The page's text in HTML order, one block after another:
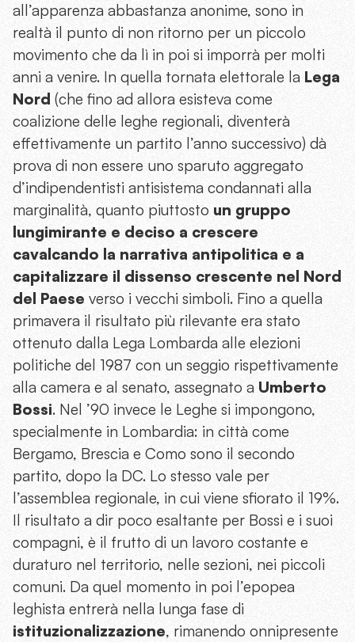
all’apparenza abbastanza anonime, sono in
realtà il punto di non ritorno per un piccolo
movimento che da lì in poi si imporrà per molti
anni a venire. In quella tornata elettorale la Lega
Nord (che fino ad allora esisteva come
coalizione delle leghe regionali, diventerà
effettivamente un partito l’anno successivo) dà
prova di non essere uno sparuto aggregato
d’indipendentisti antisistema condannati alla
marginalità, quanto piuttosto un gruppo
lungimirante e deciso a crescere
cavalcando la narrativa antipolitica e a
capitalizzare il dissenso crescente nel Nord
del Paese verso i vecchi simboli. Fino a quella
primavera il risultato più rilevante era stato
ottenuto dalla Lega Lombarda alle elezioni
politiche del 1987 con un seggio rispettivamente
alla camera e al senato, assegnato a Umberto
Bossi. Nel ’90 invece le Leghe si impongono,
specialmente in Lombardia: in città come
Bergamo, Brescia e Como sono il secondo
partito, dopo la DC. Lo stesso vale per
l’assemblea regionale, in cui viene sfiorato il 19%.
Il risultato a dir poco esaltante per Bossi e i suoi
compagni, è il frutto di un lavoro costante e
duraturo nel territorio, nelle sezioni, nei piccoli
comuni. Da quel momento in poi l’epopea
leghista entrerà nella lunga fase di
istituzionalizzazione, rimanendo onnipresente